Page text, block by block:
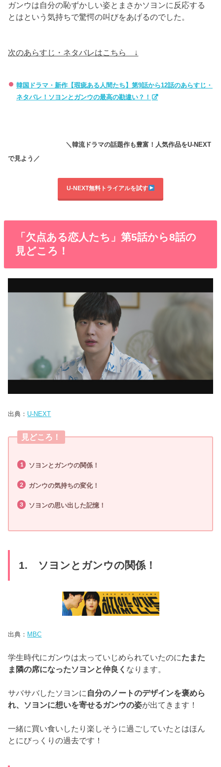
ガンウは自分の恥ずかしい姿とまさかソヨンに反応する
とはという気持ちで驚愕の叫びをあげるのでした。
次のあらすじ・ネタバレはこちら ↓
韓国ドラマ・新作【瑕疵ある人間たち】第9話から12話のあらすじ・
ネタバレ！ソヨンとガンウの最高の勘違い？！
＼韓流ドラマの話題作も豊富！人気作品をU-NEXT
で見よう／
U-NEXT無料トライアルを試す
「欠点ある恋人たち」第5話から8話の
見どころ！
出典： U-NEXT
見どころ！
ソヨンとガンウの関係！
ガンウの気持ちの変化！
ソヨンの思い出した記憶！
1. ソヨンとガンウの関係！
出典： MBC
学生時代にガンウは太っていじめられていたのにたまた
ま隣の席になったソヨンと仲良く なります。
サバサバしたソヨンに 自分のノートのデザインを褒めら
れ、 ソヨンに想いを寄せるガンウの姿が出てきます！
一緒に買い食いしたり楽しそうに過ごしていたとはほん
とにびっく りの過去です！